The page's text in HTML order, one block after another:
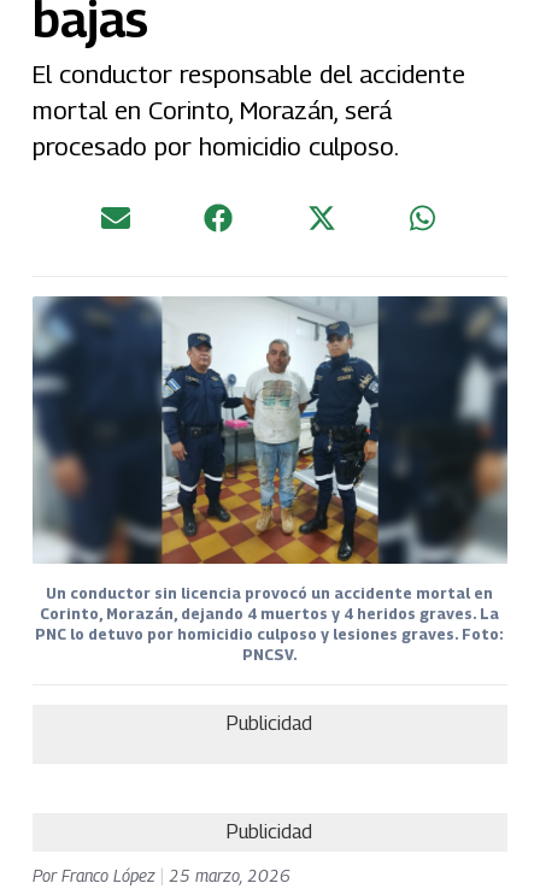
bajas
El conductor responsable del accidente
mortal en Corinto, Morazán, será
procesado por homicidio culposo.
Un conductor sin licencia provocó un accidente mortal en
Corinto, Morazán, dejando 4 muertos y 4 heridos graves. La
PNC lo detuvo por homicidio culposo y lesiones graves. Foto:
PNCSV.
Publicidad
Publicidad
PorFranco López 25 marzo, 2026